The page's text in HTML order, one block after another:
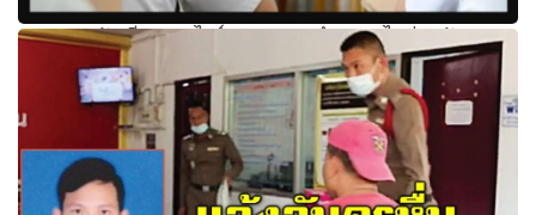
สุดทราม! นักเรียนชายไลน์ขออนุญาตนำรูปครูไปช่วยตัวเอง